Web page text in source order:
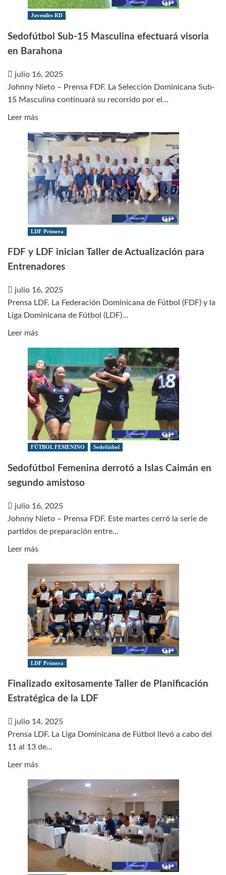
y
concentró
cara
al
de
Concacaf
Juveniles RD
Sedofútbol Sub-15 Masculina efectuará visoria
en Barahona
julio 16, 2025
Johnny Nieto – Prensa FDF. La Selección Dominicana Sub-
15 Masculina continuará su recorrido por el...
Leer másLeer
sobre
Sedofútbol
Sub-
15
Masculina
efectuará
en
LDF Primera
FDF y LDF inician Taller de Actualización para
Entrenadores
julio 16, 2025
Prensa LDF. La Federación Dominicana de Fútbol (FDF) y la
Liga Dominicana de Fútbol (LDF)...
Leer másLeer
sobre
FDF
y
LDF
inician
Taller
de
Actualización
Entrenadores
FÚTBOL FEMENINO Sedofútbol
Sedofútbol Femenina derrotó a Islas Caimán en
segundo amistoso
julio 16, 2025
Johnny Nieto – Prensa FDF. Este martes cerró la serie de
partidos de preparación entre...
Leer másLeer
Sedofútbol
Femenina
derrotó
a
Islas
Caimán
en
amistoso
LDF Primera
Finalizado exitosamente Taller de Planificación
Estratégica de la LDF
julio 14, 2025
Prensa LDF. La Liga Dominicana de Fútbol llevó a cabo del
11 al 13 de...
Leer másLeer
sobre
exitosamente
Taller
de
Planificación